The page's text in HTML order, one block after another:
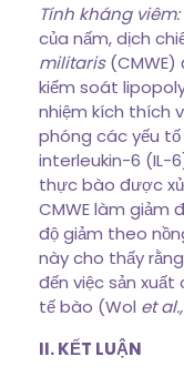
Tính kháng viêm:
của nấm, dịch
militaris(CMWE)
kiểm soát
nhiệm kích thích
phóng các yếu
interleukin-6 (IL-
thực bào được
CMWE làm giảm
độ giảm theo
này cho thấy
đến việc sản
tế bào (Wol et al.,
II. KẾT LUẬN